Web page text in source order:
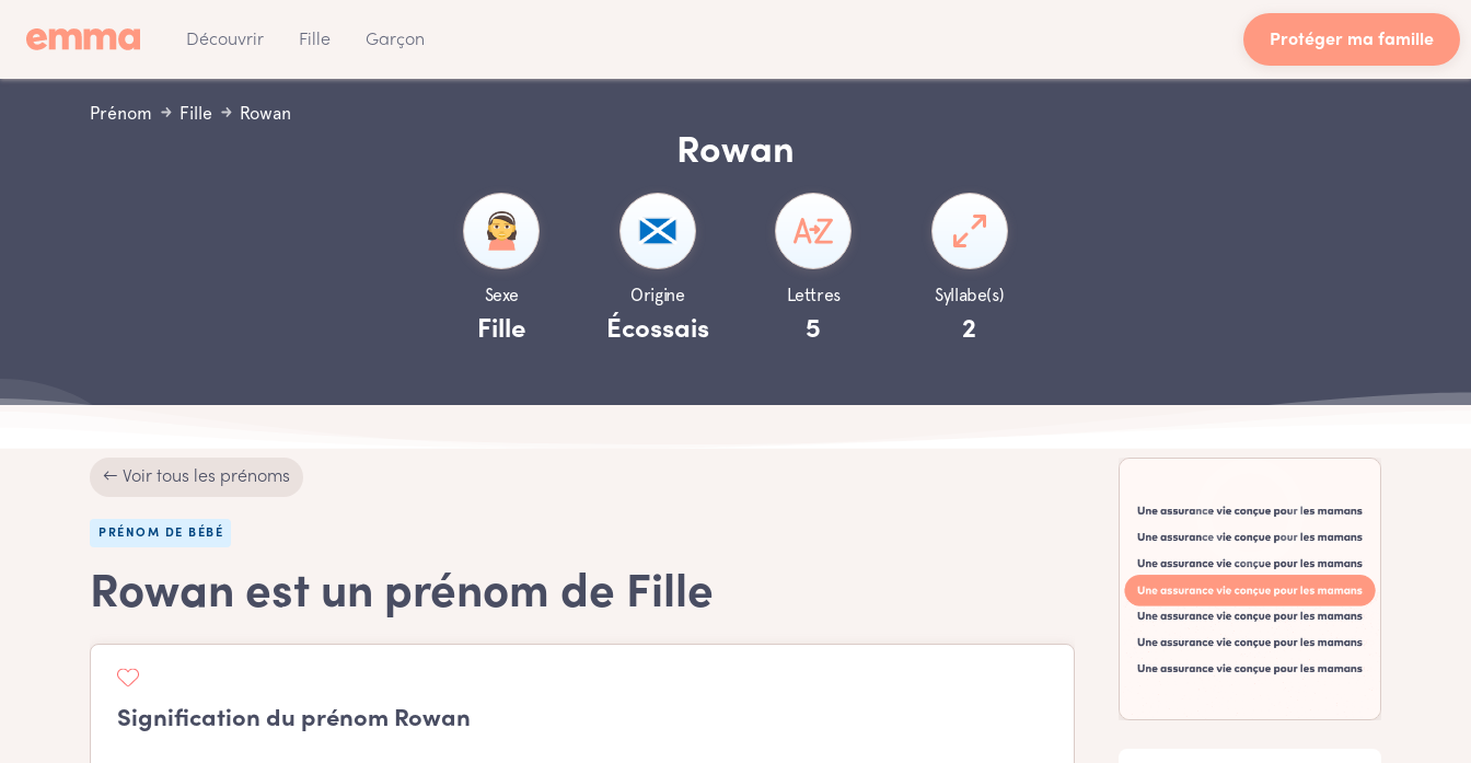
Découvrir Fille Garçon Protéger ma famille
Prénom Fille Rowan
Rowan
Sexe
Fille
Origine
Écossais
Lettres
5
Syllabe(s)
2
← Voir tous les prénoms
PRÉNOM DE BÉBÉ
Rowan est un prénom de Fille
Signification du prénom Rowan